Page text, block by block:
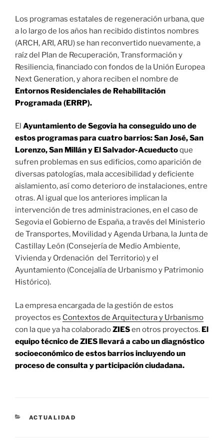
Los programas estatales de regeneración urbana, que
a lo largo de los años han recibido distintos nombres
(ARCH, ARI, ARU) se han reconvertido nuevamente, a
raíz del Plan de Recuperación, Transformación y
Resiliencia, financiado con fondos de la Unión Europea
Next Generation, y ahora reciben el nombre de
Entornos Residenciales de Rehabilitación
Programada (ERRP).
El Ayuntamiento de Segovia ha conseguido uno de
estos programas para cuatro barrios: San José, San
Lorenzo, San Millán y El Salvador-Acueductoque
sufren problemas en sus edificios, como aparición de
diversas patologías, mala accesibilidad y deficiente
aislamiento, así como deterioro de instalaciones, entre
otras. Al igual que los anteriores implican la
intervención de tres administraciones, en el caso de
Segovia el Gobierno de España, a través del Ministerio
de Transportes, Movilidad y Agenda Urbana, la Junta de
Castillay León (Consejería de Medio Ambiente,
Vivienda y Ordenación del Territorio) y el
Ayuntamiento (Concejalía de Urbanismo y Patrimonio
Histórico).
La empresa encargada de la gestión de estos
proyectos es Contextos de Arquitectura y Urbanismo
con la que ya ha colaboradoZIESen otros proyectos. El
equipo técnico de ZIES llevará a cabo un diagnóstico
socioeconómico de estos barrios incluyendo un
proceso de consulta y participación ciudadana.
CATEGORÍAS
ACTUALIDAD